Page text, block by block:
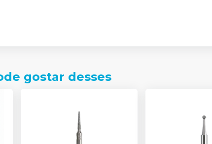
gostar desses